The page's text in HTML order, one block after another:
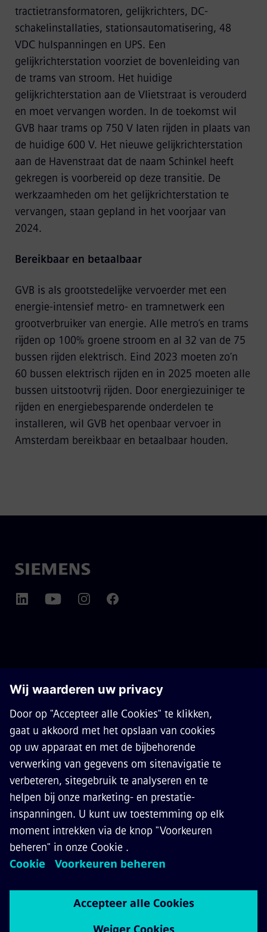
tractietransformatoren, gelijkrichters, DC-
schakelinstallaties, stationsautomatisering, 48
VDC hulspanningen en UPS. Een
gelijkrichterstation voorziet de bovenleiding van
de trams van stroom. Het huidige
gelijkrichterstation aan de Vlietstraat is verouderd
en moet vervangen worden. In de toekomst wil
GVB haar trams op 750 V laten rijden in plaats van
de huidige 600 V. Het nieuwe gelijkrichterstation
aan de Havenstraat dat de naam Schinkel heeft
gekregen is voorbereid op deze transitie. De
werkzaamheden om het gelijkrichterstation te
vervangen, staan gepland in het voorjaar van
2024.
Bereikbaar en betaalbaar
GVB is als grootstedelijke vervoerder met een
energie-intensief metro- en tramnetwerk een
grootverbruiker van energie. Alle metro’s en trams
rijden op 100% groene stroom en al 32 van de 75
bussen rijden elektrisch. Eind 2023 moeten zo’n
60 bussen elektrisch rijden en in 2025 moeten alle
bussen uitstootvrij rijden. Door energiezuiniger te
rijden en energiebesparende onderdelen te
installeren, wil GVB het openbaar vervoer in
Amsterdam bereikbaar en betaalbaar houden.
CONTACT
CARRIÈRES
©Siemens Mobility2026
Privacy Notice
Cookie Notice